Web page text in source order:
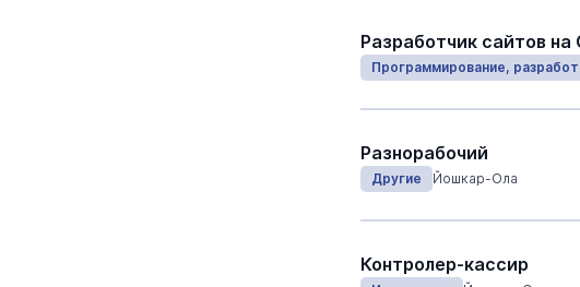
Разработчик сайтов на
Программирование,
Разнорабочий
Другие Йошкар-Ола
Контролер-кассир